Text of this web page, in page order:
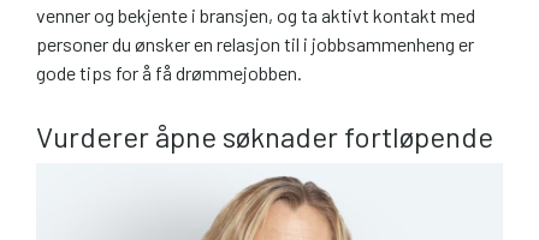
venner og bekjente i bransjen, og ta aktivt kontakt med
personer du ønsker en relasjon til i jobbsammenheng er
gode tips for å få drømmejobben.
Vurderer åpne søknader fortløpende